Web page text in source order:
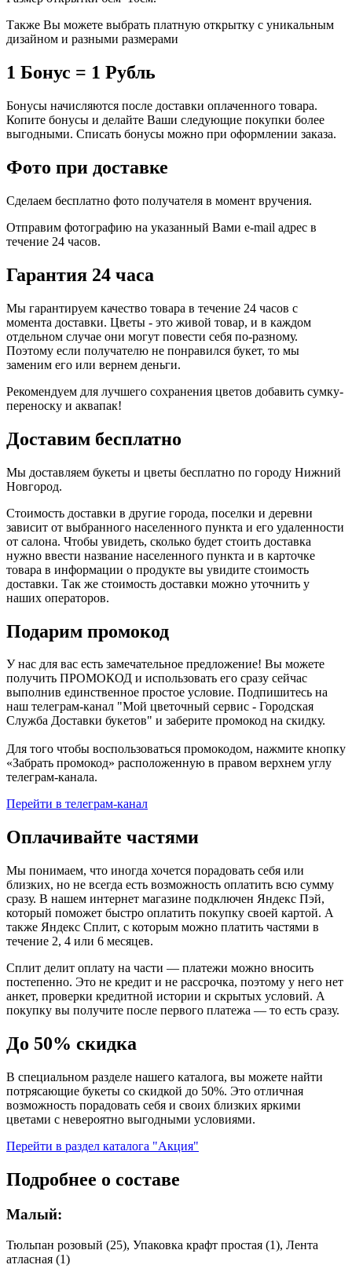
Также Вы можете выбрать платную открытку с уникальным
дизайном и разными размерами
1 Бонус = 1 Рубль
Бонусы начисляются после доставки оплаченного товара.
Копите бонусы и делайте Ваши следующие покупки более
выгодными. Списать бонусы можно при оформлении заказа.
Фото при доставке
Сделаем бесплатно фото получателя в момент вручения.
Отправим фотографию на указанный Вами e-mail адрес в
течение 24 часов.
Гарантия 24 часа
Мы гарантируем качество товара в течение 24 часов с
момента доставки. Цветы - это живой товар, и в каждом
отдельном случае они могут повести себя по-разному.
Поэтому если получателю не понравился букет, то мы
заменим его или вернем деньги.
Рекомендуем для лучшего сохранения цветов добавить сумку-
переноску и аквапак!
Доставим бесплатно
Мы доставляем букеты и цветы бесплатно по городу Нижний
Новгород.
Стоимость доставки в другие города, поселки и деревни
зависит от выбранного населенного пункта и его удаленности
от салона. Чтобы увидеть, сколько будет стоить доставка
нужно ввести название населенного пункта и в карточке
товара в информации о продукте вы увидите стоимость
доставки. Так же стоимость доставки можно уточнить у
наших операторов.
Подарим промокод
У нас для вас есть замечательное предложение! Вы можете
получить ПРОМОКОД и использовать его сразу сейчас
выполнив единственное простое условие. Подпишитесь на
наш телеграм-канал "Мой цветочный сервис - Городская
Служба Доставки букетов" и заберите промокод на скидку.
Для того чтобы воспользоваться промокодом, нажмите кнопку
«Забрать промокод» расположенную в правом верхнем углу
телеграм-канала.
Перейти в телеграм-канал
Оплачивайте частями
Мы понимаем, что иногда хочется порадовать себя или
близких, но не всегда есть возможность оплатить всю сумму
сразу. В нашем интернет магазине подключен Яндекс Пэй,
который поможет быстро оплатить покупку своей картой. А
также Яндекс Сплит, с которым можно платить частями в
течение 2, 4 или 6 месяцев.
Сплит делит оплату на части — платежи можно вносить
постепенно. Это не кредит и не рассрочка, поэтому у него нет
анкет, проверки кредитной истории и скрытых условий. А
покупку вы получите после первого платежа — то есть сразу.
До 50% скидка
В специальном разделе нашего каталога, вы можете найти
потрясающие букеты со скидкой до 50%. Это отличная
возможность порадовать себя и своих близких яркими
цветами с невероятно выгодными условиями.
Перейти в раздел каталога "Акция"
Подробнее о составе
Малый:
Тюльпан розовый (25), Упаковка крафт простая (1), Лента
атласная (1)